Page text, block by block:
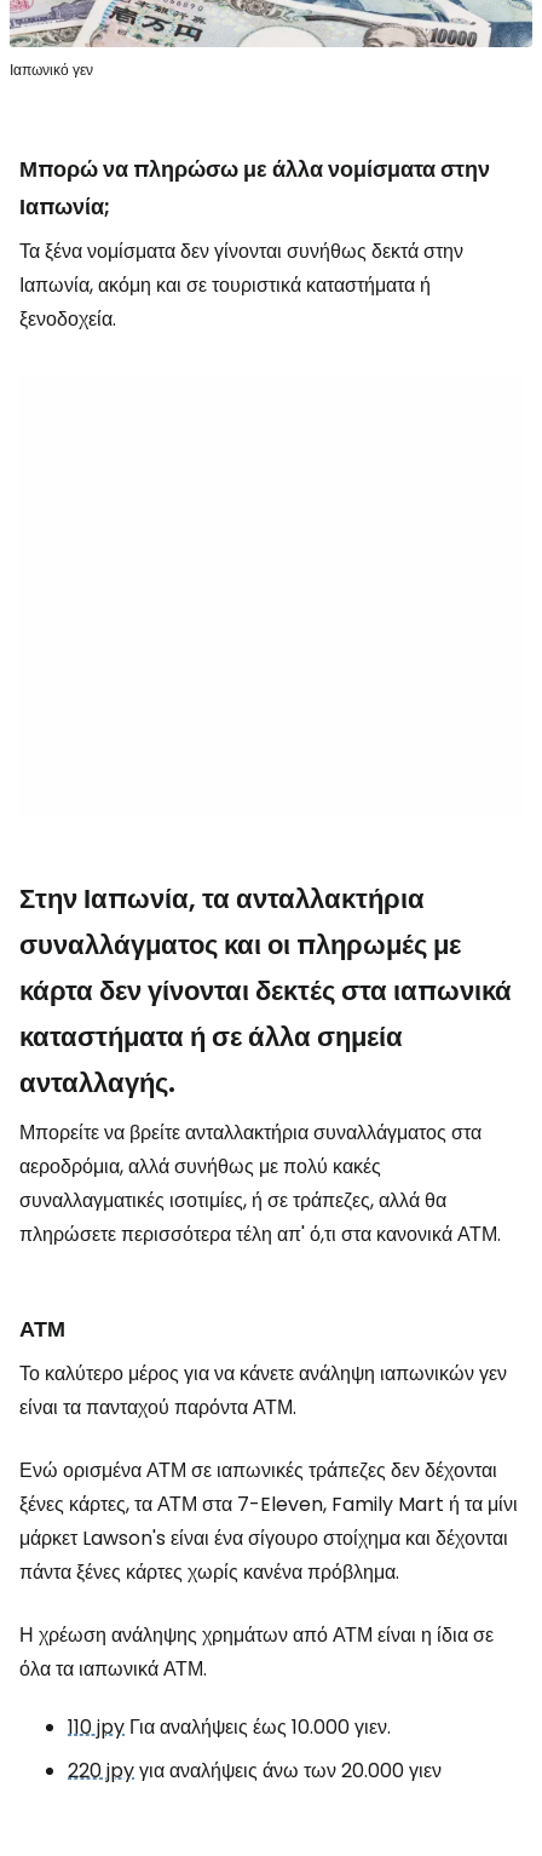
Ιαπωνικό γεν
Μπορώ να πληρώσω με άλλα νομίσματα στην
Ιαπωνία;
Τα ξένα νομίσματα δεν γίνονται συνήθως δεκτά στην
Ιαπωνία, ακόμη και σε τουριστικά καταστήματα ή
ξενοδοχεία.
Στην Ιαπωνία, τα ανταλλακτήρια
συναλλάγματος και οι πληρωμές με
κάρτα δεν γίνονται δεκτές στα ιαπωνικά
καταστήματα ή σε άλλα σημεία
ανταλλαγής.
Μπορείτε να βρείτε ανταλλακτήρια συναλλάγματος στα
αεροδρόμια, αλλά συνήθως με πολύ κακές
συναλλαγματικές ισοτιμίες, ή σε τράπεζες, αλλά θα
πληρώσετε περισσότερα τέλη απ' ό,τι στα κανονικά ΑΤΜ.
ΑΤΜ
Το καλύτερο μέρος για να κάνετε ανάληψη ιαπωνικών γεν
είναι τα πανταχού παρόντα ΑΤΜ.
Ενώ ορισμένα ΑΤΜ σε ιαπωνικές τράπεζες δεν δέχονται
ξένες κάρτες, τα ΑΤΜ στα 7-Eleven, Family Mart ή τα μίνι
μάρκετ Lawson's είναι ένα σίγουρο στοίχημα και δέχονται
πάντα ξένες κάρτες χωρίς κανένα πρόβλημα.
Η χρέωση ανάληψης χρημάτων από ΑΤΜ είναι η ίδια σε
όλα τα ιαπωνικά ΑΤΜ.
110 jpy Για αναλήψεις έως 10.000 γιεν.
220 jpyγια αναλήψεις άνω των 20.000 γιεν